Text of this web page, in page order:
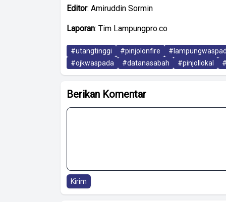
Editor: Amiruddin Sormin
Laporan: Tim Lampungpro.co
#utangtinggi #pinjolonfire
#ojkwaspada
#datanasabah #pinjollokal
Berikan Komentar
Kirim